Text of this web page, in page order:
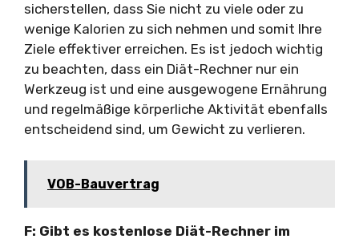
sicherstellen, dass Sie nicht zu viele oder zu
wenige Kalorien zu sich nehmen und somit Ihre
Ziele effektiver erreichen. Es ist jedoch wichtig
zu beachten, dass ein Diät-Rechner nur ein
Werkzeug ist und eine ausgewogene Ernährung
und regelmäßige körperliche Aktivität ebenfalls
entscheidend sind, um Gewicht zu verlieren.
VOB-Bauvertrag
F: Gibt es kostenlose Diät-Rechner im